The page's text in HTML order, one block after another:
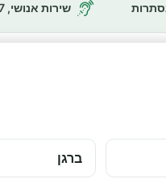
שירות אנושי, 7 ימים בשבוע
ברגן